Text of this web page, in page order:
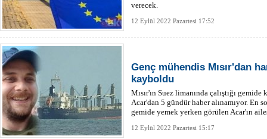
verecek.
12 Eylül 2022 Pazartesi 17:52
Genç mühendis Mısır'dan
kayboldu
Mısır'ın Suez limanında çalıştığı
Acar'dan 5 gündür haber alınamıyor. En
gemide yemek yerken görülen Acar'ın
12 Eylül 2022 Pazartesi 15:17